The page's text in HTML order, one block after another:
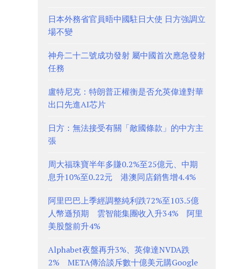
日本外務省官員晤中國駐日大使 日方強調立
場不變
神舟二十二號成功發射 屬中國首次應急發射
任務
盧特尼克：特朗普正權衡是否允英偉達對華
出口先進AI芯片
日方：無法接受有關「敵國條款」的中方主
張
周大福珠寶半年多賺0.2%至25億元、中期
息升10%至0.22元 港澳同店銷售增4.4%
阿里巴巴上季經調整純利跌72%至103.5億
人幣遜預期 雲智能集團收入升34% 阿里
美股盤前升4%
Alphabet夜盤再升3%、英偉達NVDA跌
2% META傳洽談斥數十億美元購Google